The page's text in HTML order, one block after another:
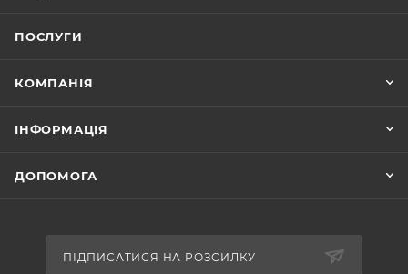
ПОСЛУГИ
КОМПАНІЯ
ІНФОРМАЦІЯ
ДОПОМОГА
ПІДПИСАТИСЯ НА РОЗСИЛКУ